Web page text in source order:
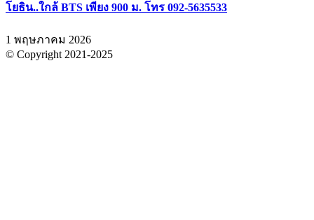
โยธิน..ใกล้ BTS เพียง 900 ม. โทร 092-5635533
1 พฤษภาคม 2026
© Copyright 2021-2025